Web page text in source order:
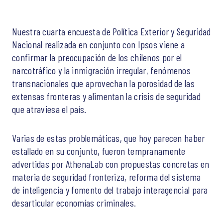
Nuestra cuarta encuesta de Política Exterior y Seguridad
Nacional realizada en conjunto con Ipsos viene a
confirmar la preocupación de los chilenos por el
narcotráfico y la inmigración irregular, fenómenos
transnacionales que aprovechan la porosidad de las
extensas fronteras y alimentan la crisis de seguridad
que atraviesa el país.
Varias de estas problemáticas, que hoy parecen haber
estallado en su conjunto, fueron tempranamente
advertidas por AthenaLab con propuestas concretas en
materia de seguridad fronteriza, reforma del sistema
de inteligencia y fomento del trabajo interagencial para
desarticular economías criminales.